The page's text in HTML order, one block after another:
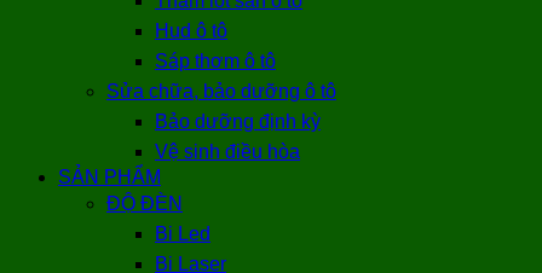
Hud ô tô
Sáp thơm ô tô
Sửa chữa, bảo dưỡng ô tô
Bảo dưỡng định kỳ
Vệ sinh điều hòa
SẢN PHẨM
ĐỘ ĐÈN
Bi Led
Bi Laser